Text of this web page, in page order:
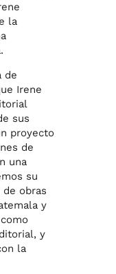
la
de
Irene
sus
proyecto
de
una
su
obras
y
y
la